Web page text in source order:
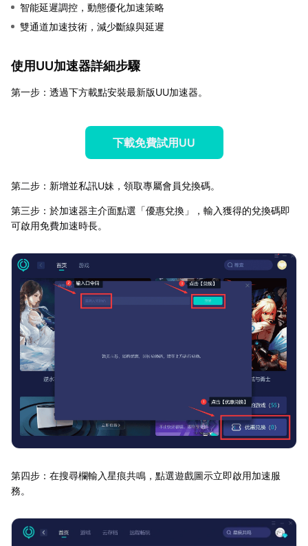
智能延遲調控，動態優化加速策略
雙通道加速技術，減少斷線與延遲
使用UU加速器詳細步驟
第一步：透過下方載點安裝最新版UU加速器。
下載免費試用UU
第二步：新增並私訊U妹，領取專屬會員兌換碼。
第三步：於加速器主介面點選「優惠兌換」，輸入獲得的兌換碼即
可啟用免費加速時長。
第四步：在搜尋欄輸入星痕共鳴，點選遊戲圖示立即啟用加速服
務。